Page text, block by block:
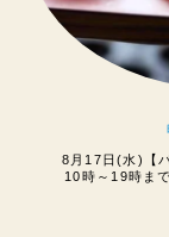
8月17日(水)【
10時～19時ま